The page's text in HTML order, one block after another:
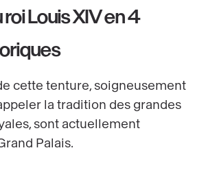
roi Louis XIV en 4
cette tenture, soigneusement
la tradition des grandes
sont actuellement
Palais.